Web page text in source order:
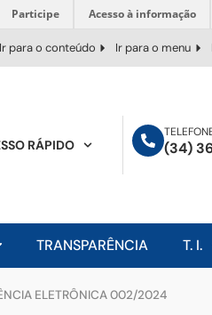
Participe Acesso à informação
Ir para o conteúdo Ir para o menu
RÁPIDO (34)
TRANSPARÊNCIA T. I.
ELETRÔNICA 002/2024